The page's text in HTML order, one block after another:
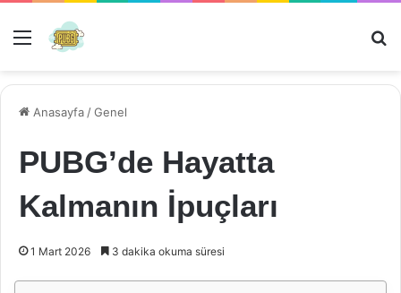
Menü
Anasayfa /Genel
PUBG’de Hayatta
Kalmanın İpuçları
1 Mart 2026 3 dakika okuma süresi